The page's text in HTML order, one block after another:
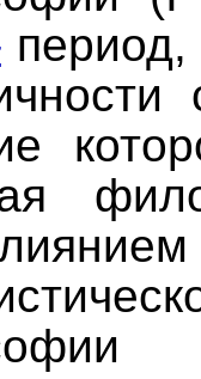
период,